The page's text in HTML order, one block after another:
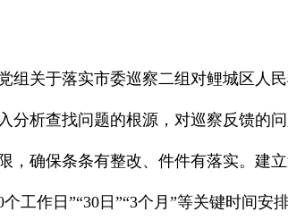
关于落实市委巡察二组对鲤城区人
析查找问题的根源，对巡察反馈的问
确保条条有整改、件件有落实。建
作日”“30日”“3个月”等关键时间安